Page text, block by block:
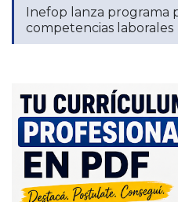
Inefop lanza programa
competencias laborales